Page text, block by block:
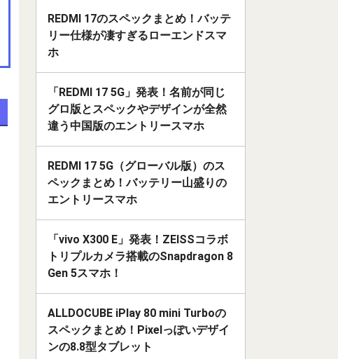
REDMI 17のスペックまとめ！バッテ
リー仕様が凄すぎるローエンドスマ
ホ
「REDMI 17 5G」発表！名前が同じ
グロ版とスペックやデザインが全然
違う中国版のエントリースマホ
REDMI 17 5G（グローバル版）のス
ペックまとめ！バッテリー山盛りの
エントリースマホ
「vivo X300 E」発表！ZEISSコラボ
トリプルカメラ搭載のSnapdragon 8
Gen 5スマホ！
ALLDOCUBE iPlay 80 mini Turboの
スペックまとめ！Pixelっぽいデザイ
ンの8.8型タブレット